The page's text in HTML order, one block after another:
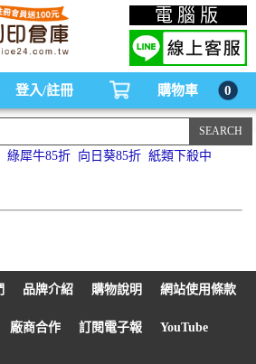
廠碳粉匣，環保碳粉匣,連續供墨印表機-office24列印
倉庫線上購物手機版
電腦版
登入/註冊 購物車 0
綠犀牛85折 向日葵85折 紙類下殺中
品牌介紹 購物說明 網站使用條款
廠商合作 訂閱電子報 YouTube